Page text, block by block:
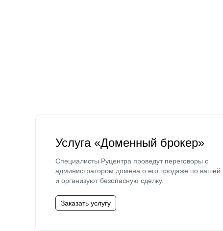
Услуга «Доменный брокер»
Специалисты Руцентра проведут переговоры с
администратором домена о его продаже по вашей
и организуют безопасную сделку.
Заказать услугу